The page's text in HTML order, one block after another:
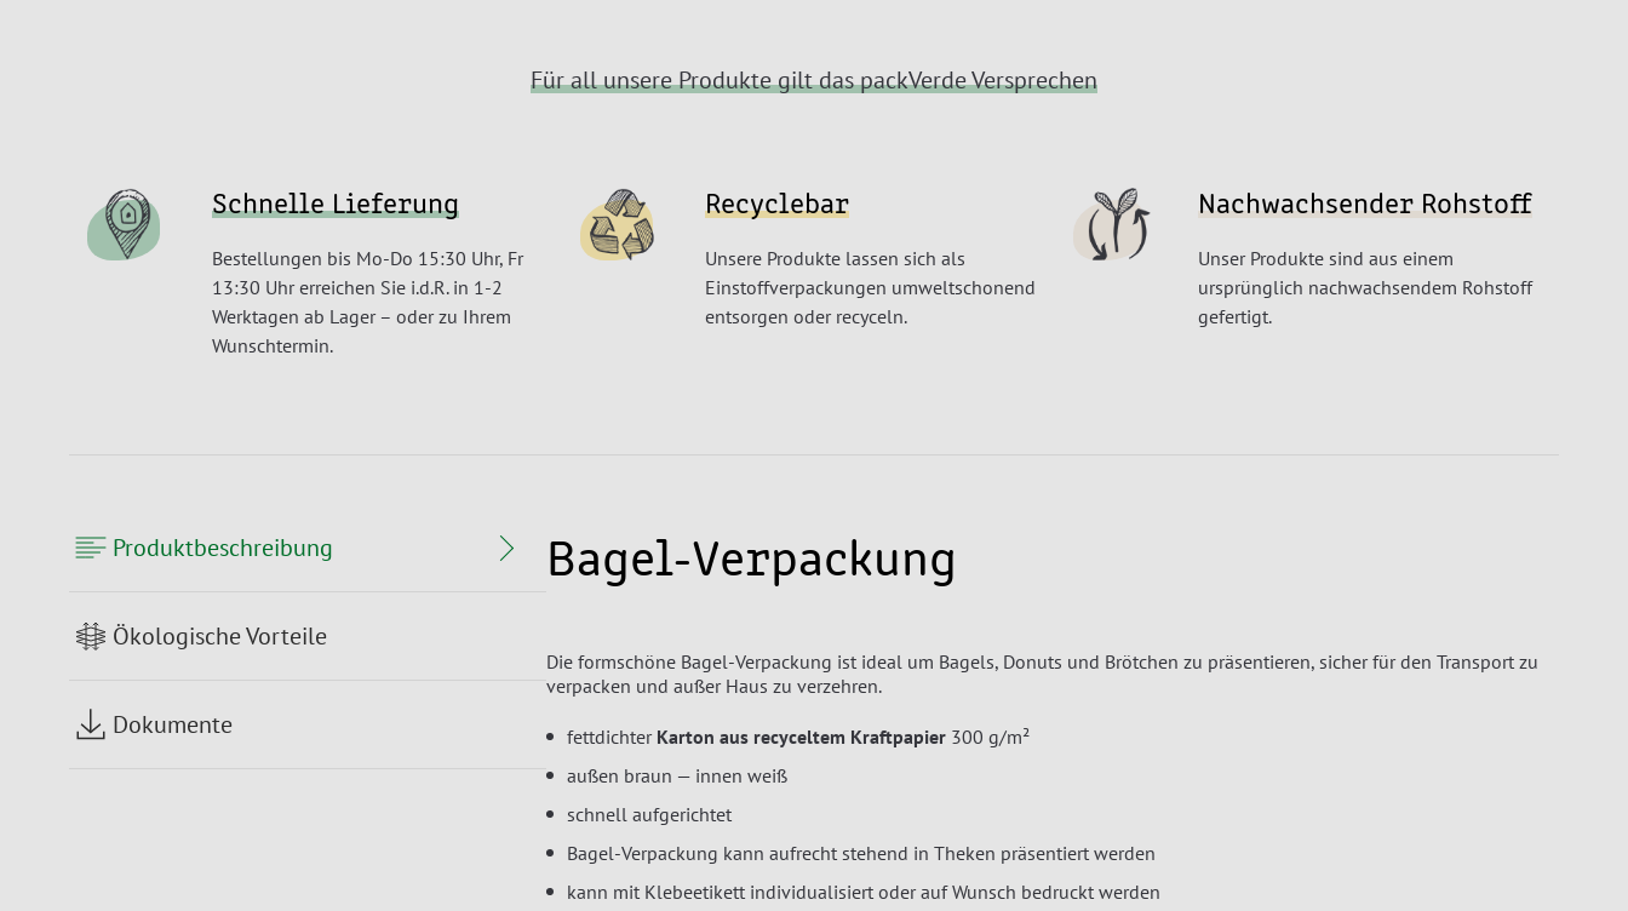
Für all unsere Produkte gilt das packVerde Versprechen
Schnelle Lieferung
Bestellungen bis Mo-Do 15:30 Uhr, Fr
13:30 Uhr erreichen Sie i.d.R. in 1-2
Werktagen ab Lager – oder zu Ihrem
Wunschtermin.
Recyclebar
Unsere Produkte lassen sich als
Einstoffverpackungen umweltschonend
entsorgen oder recyceln.
Nachwachsender Rohstoff
Unser Produkte sind aus einem
ursprünglich nachwachsendem Rohstoff
gefertigt.
Produktbeschreibung
Ökologische Vorteile
Dokumente
Bagel-Verpackung
Die formschöne Bagel-Verpackung ist ideal um Bagels, Donuts und Brötchen zu präsentieren, sicher für den Transport zu
verpacken und außer Haus zu verzehren.
fettdichter Karton aus recyceltem Kraftpapier 300 g/m²
außen braun — innen weiß
schnell aufgerichtet
Bagel-Verpackung kann aufrecht stehend in Theken präsentiert werden
kann mit Klebeetikett individualisiert oder auf Wunsch bedruckt werden